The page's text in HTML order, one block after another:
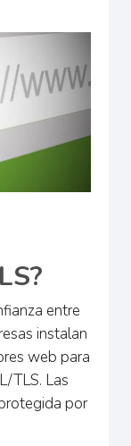
entre
instalan
web para
TLS. Las
por